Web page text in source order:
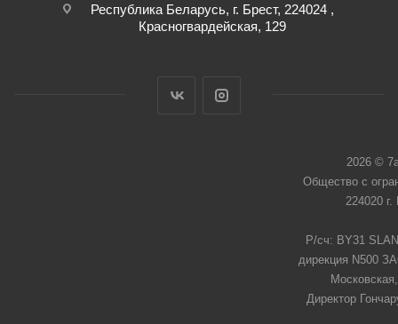
Республика Беларусь, г. Брест, 224024 ,
Красногвардейская, 129
2026 ©
Общество с
224020
Р/сч: BY31
дирекция N500
Директор